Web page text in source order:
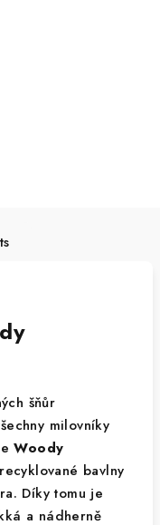
šňůr
milovníky
Woody
bavlny
Díky tomu je
a nádherně